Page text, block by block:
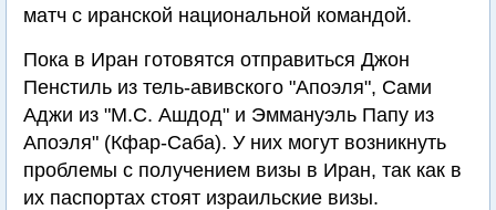
матч с иранской национальной командой.
Пока в Иран готовятся отправиться Джон
Пенстиль из тель-авивского "Апоэля", Сами
Аджи из "М.С. Ашдод" и Эммануэль Папу из
Апоэля" (Кфар-Саба). У них могут возникнуть
проблемы с получением визы в Иран, так как в
их паспортах стоят израильские визы.